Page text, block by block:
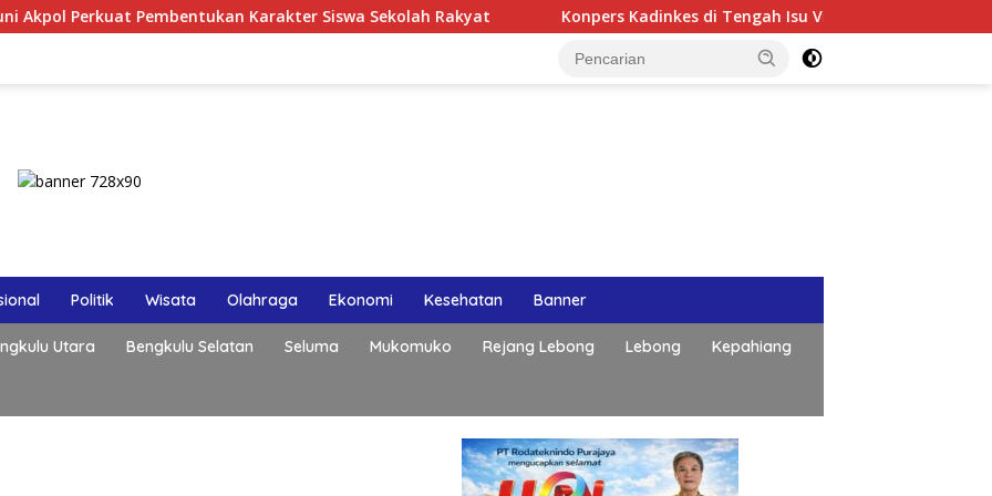
Pembentukan Karakter Siswa Sekolah Rakyat Konpers Kadinkes di Tengah Isu Video “Segar Sayang”, Publik: Ini
Politik Wisata Olahraga Ekonomi Kesehatan Banner
Utara Bengkulu Selatan Seluma Mukomuko Rejang Lebong Lebong Kepahiang